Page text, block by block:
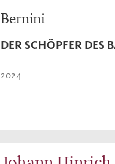
Bernini
DER SCHÖPFER DES
2024